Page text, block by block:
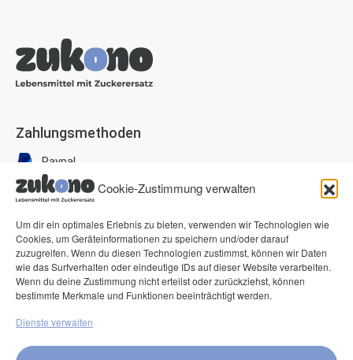
Cookie-Zustimmung verwalten
Um dir ein optimales Erlebnis zu bieten, verwenden wir Technologien wie
Cookies, um Geräteinformationen zu speichern und/oder darauf
zuzugreifen. Wenn du diesen Technologien zustimmst, können wir Daten
wie das Surfverhalten oder eindeutige IDs auf dieser Website verarbeiten.
Wenn du deine Zustimmung nicht erteilst oder zurückziehst, können
bestimmte Merkmale und Funktionen beeinträchtigt werden.
Dienste verwalten
Zahlungsmethoden
Paypal
Visa
American Express
Klarna Pay now
Klarna Rechnung
Service